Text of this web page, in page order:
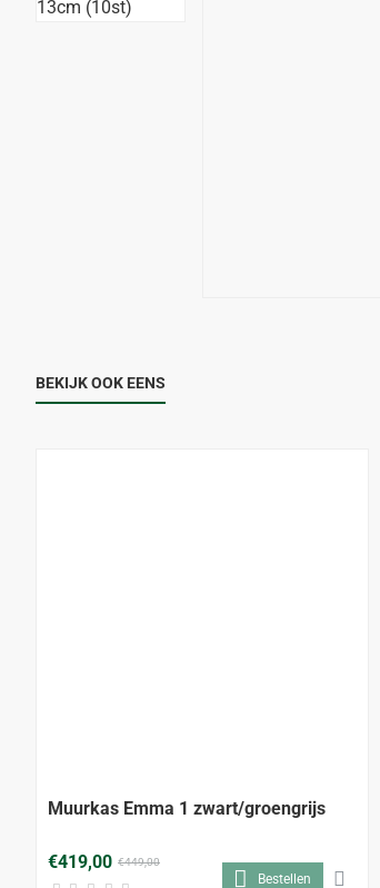
BEKIJK OOK EENS
Muurkas Emma 1 zwart/groengrijs
€419,00 €449,00
Bestellen